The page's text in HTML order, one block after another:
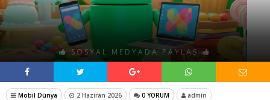
SOSYAL MEDYADA PAYLAŞ
Mobil Dünya 2 Haziran 2026 0 YORUM admin